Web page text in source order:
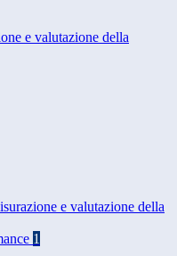
e valutazione della
e valutazione della
1